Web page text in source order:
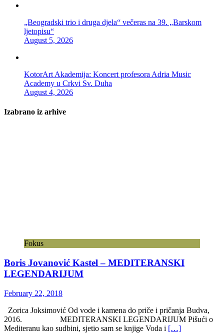
„Beogradski trio i druga djela“ večeras na 39. „Barskom
ljetopisu“
August 5, 2026
KotorArt Akademija: Koncert profesora Adria Music
Academy u Crkvi Sv. Duha
August 4, 2026
Izabrano iz arhive
Fokus
Boris Jovanović Kastel – MEDITERANSKI
LEGENDARIJUM
February 22, 2018
Zorica Joksimović Od vode i kamena do priče i pričanja Budva,
2016. MEDITERANSKI LEGENDARIJUM Pišući o
Mediteranu kao sudbini, sjetio sam se knjige Voda i […]